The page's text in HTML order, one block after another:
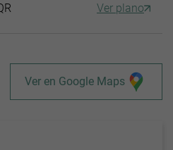
Ver plano
Ver en Google Maps